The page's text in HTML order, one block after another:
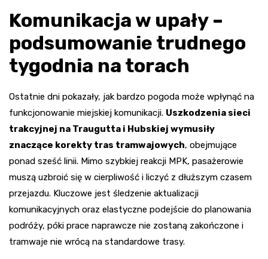
Komunikacja w upały –
podsumowanie trudnego
tygodnia na torach
Ostatnie dni pokazały, jak bardzo pogoda może wpłynąć na
funkcjonowanie miejskiej komunikacji. Uszkodzenia sieci
trakcyjnej na Traugutta i Hubskiej wymusiły
znaczące korekty tras tramwajowych, obejmujące
ponad sześć linii. Mimo szybkiej reakcji MPK, pasażerowie
muszą uzbroić się w cierpliwość i liczyć z dłuższym czasem
przejazdu. Kluczowe jest śledzenie aktualizacji
komunikacyjnych oraz elastyczne podejście do planowania
podróży, póki prace naprawcze nie zostaną zakończone i
tramwaje nie wrócą na standardowe trasy.